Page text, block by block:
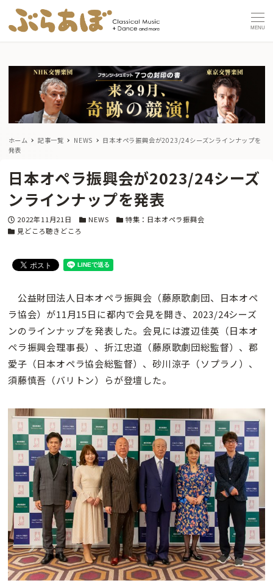
MENU
ホーム 記事一覧 NEWS
日本オペラ振興会が2023/24シーズンラインナップを
発表
日本オペラ振興会が2023/24シーズ
ンラインナップを発表
投稿日
2022年11月21日 カテゴリー
NEWS カテゴリー
特集：日本オペラ振興会
カテゴリー
見どころ聴きどころ
公益財団法人日本オペラ振興会（藤原歌劇団、日本オペ
ラ協会）が11月15日に都内で会見を開き、2023/24シーズ
ンのラインナップを発表した。会見には渡辺佳英（日本オ
ペラ振興会理事長）、折江忠道（藤原歌劇団総監督）、郡
愛子（日本オペラ協会総監督）、砂川涼子（ソプラノ）、
須藤慎吾（バリトン）らが登壇した。